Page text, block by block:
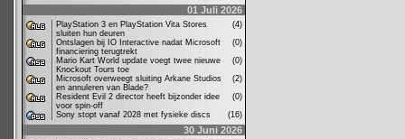
01 Juli 2026
PlayStation 3 en PlayStation Vita Stores
sluiten hun deuren
(4)
Ontslagen bij IO Interactive nadat Microsoft
financiering terugtrekt
(0)
Mario Kart World update voegt twee nieuwe
Knockout Tours toe
(0)
Microsoft overweegt sluiting Arkane Studios
en annuleren van Blade?
(2)
Resident Evil 2 director heeft bijzonder idee
voor spin-off
(0)
Sony stopt vanaf 2028 met fysieke discs
(16)
30 Juni 2026